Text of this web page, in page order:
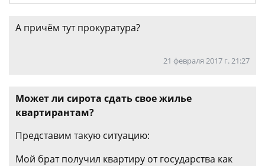
А причём тут прокуратура?
21 февраля 2017 г. 21:27
Может ли сирота сдать свое жилье
квартирантам?
Представим такую ситуацию:
Мой брат получил квартиру от государства как